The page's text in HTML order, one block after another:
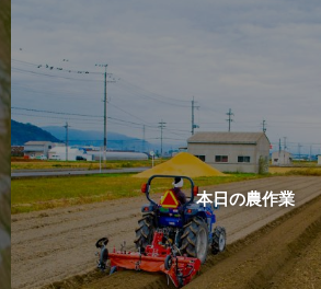
本日の農作業